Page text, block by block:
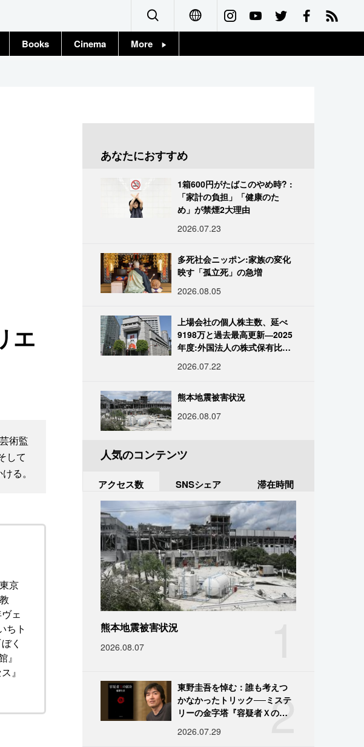
العربية
Русский
Books Cinema More
東京
お知らせ
エ
術監
して
る。
京
ェ
ちト
く
』
あなたにおすすめ
1箱600円がたばこのやめ時? :
「家計の負担」「健康のた
め」が禁煙2大理由
2026.07.23
多死社会ニッポン:家族の変化
映す「孤立死」の急増
2026.08.05
上場会社の個人株主数、延べ
9198万と過去最高更新―2025
年度:外国法人の株式保有比率
2026.07.22
熊本地震被害状況
2026.08.07
人気のコンテンツ
アクセス数 SNSシェア 滞在時間
熊本地震被害状況
2026.08.07
2
東野圭吾を悼む：誰も考えつ
かなかったトリック──ミステ
リーの金字塔『容疑者Ｘの献
2026.07.29